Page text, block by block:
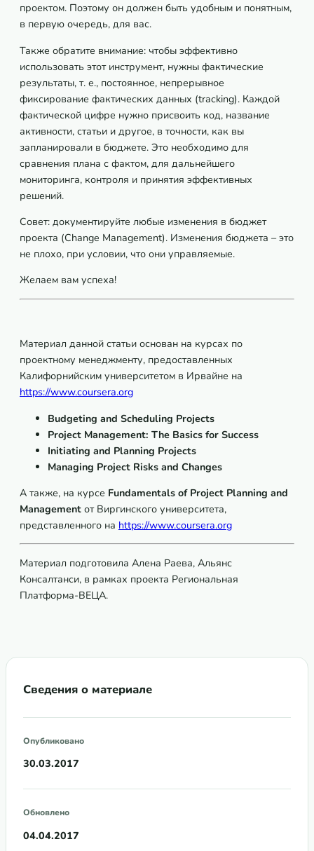
проектом. Поэтому он должен быть удобным и понятным,
в первую очередь, для вас.
Также обратите внимание: чтобы эффективно
использовать этот инструмент, нужны фактические
результаты, т. е., постоянное, непрерывное
фиксирование фактических данных (tracking). Каждой
фактической цифре нужно присвоить код, название
активности, статьи и другое, в точности, как вы
запланировали в бюджете. Это необходимо для
сравнения плана с фактом, для дальнейшего
мониторинга, контроля и принятия эффективных
решений.
Совет: документируйте любые изменения в бюджет
проекта (Change Management). Изменения бюджета – это
не плохо, при условии, что они управляемые.
Желаем вам успеха!
Материал данной статьи основан на курсах по
проектному менеджменту, предоставленных
Калифорнийским университетом в Ирвайне на
https://www.coursera.org
Budgeting and Scheduling Projects
Project Management: The Basics for Success
Initiating and Planning Projects
Managing Project Risks and Changes
А также, на курсе Fundamentals of Project Planning and
Management от Виргинского университета,
представленного на https://www.coursera.org
Материал подготовила Алена Раева, Альянс
Консалтанси, в рамках проекта Региональная
Платформа-ВЕЦА.
Сведения о материале
Опубликовано
30.03.2017
Обновлено
04.04.2017